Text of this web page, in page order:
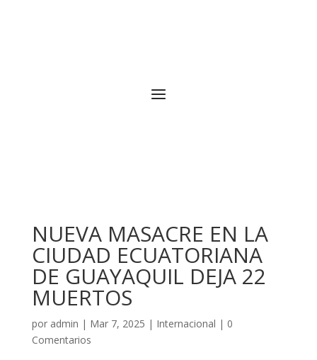
NUEVA MASACRE EN LA
CIUDAD ECUATORIANA
DE GUAYAQUIL DEJA 22
MUERTOS
por admin | Mar 7, 2025 | Internacional | 0
Comentarios